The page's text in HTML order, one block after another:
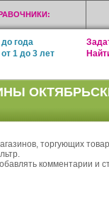
года
1 до 3 лет
торгующих
комментарии и